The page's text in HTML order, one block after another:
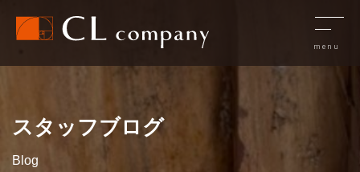
スタッフブログ
Blog